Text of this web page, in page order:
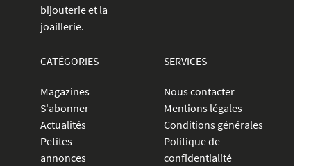
bijouterie et la
joaillerie.
CATÉGORIES
Magazines
S'abonner
Actualités
Petites
annonces
SERVICES
Nous contacter
Mentions légales
Conditions générales
Politique de
confidentialité